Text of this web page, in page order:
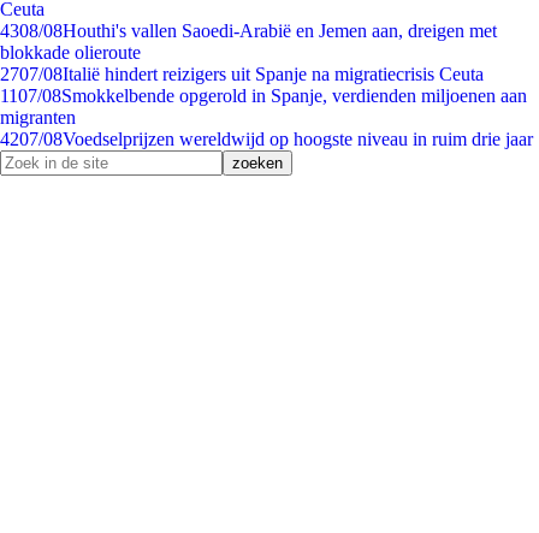
Ceuta
4308/08Houthi's vallen Saoedi-Arabië en Jemen aan, dreigen met
blokkade olieroute
2707/08Italië hindert reizigers uit Spanje na migratiecrisis Ceuta
1107/08Smokkelbende opgerold in Spanje, verdienden miljoenen aan
migranten
4207/08Voedselprijzen wereldwijd op hoogste niveau in ruim drie jaar